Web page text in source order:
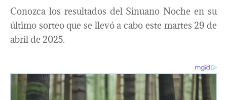
Conozca los resultados del Sinuano Noche en su
último sorteo que se llevó a cabo este martes 29 de
abril de 2025.